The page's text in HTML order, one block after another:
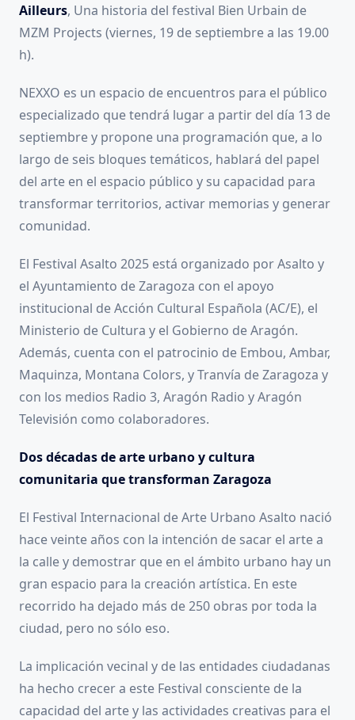
Ailleurs, Una historia del festival Bien Urbain de
MZM Projects (viernes, 19 de septiembre a las 19.00
h).
NEXXO es un espacio de encuentros para el público
especializado que tendrá lugar a partir del día 13 de
septiembre y propone una programación que, a lo
largo de seis bloques temáticos, hablará del papel
del arte en el espacio público y su capacidad para
transformar territorios, activar memorias y generar
comunidad.
El Festival Asalto 2025 está organizado por Asalto y
el Ayuntamiento de Zaragoza con el apoyo
institucional de Acción Cultural Española (AC/E), el
Ministerio de Cultura y el Gobierno de Aragón.
Además, cuenta con el patrocinio de Embou, Ambar,
Maquinza, Montana Colors, y Tranvía de Zaragoza y
con los medios Radio 3, Aragón Radio y Aragón
Televisión como colaboradores.
Dos décadas de arte urbano y cultura
comunitaria que transforman Zaragoza
El Festival Internacional de Arte Urbano Asalto nació
hace veinte años con la intención de sacar el arte a
la calle y demostrar que en el ámbito urbano hay un
gran espacio para la creación artística. En este
recorrido ha dejado más de 250 obras por toda la
ciudad, pero no sólo eso.
La implicación vecinal y de las entidades ciudadanas
ha hecho crecer a este Festival consciente de la
capacidad del arte y las actividades creativas para el